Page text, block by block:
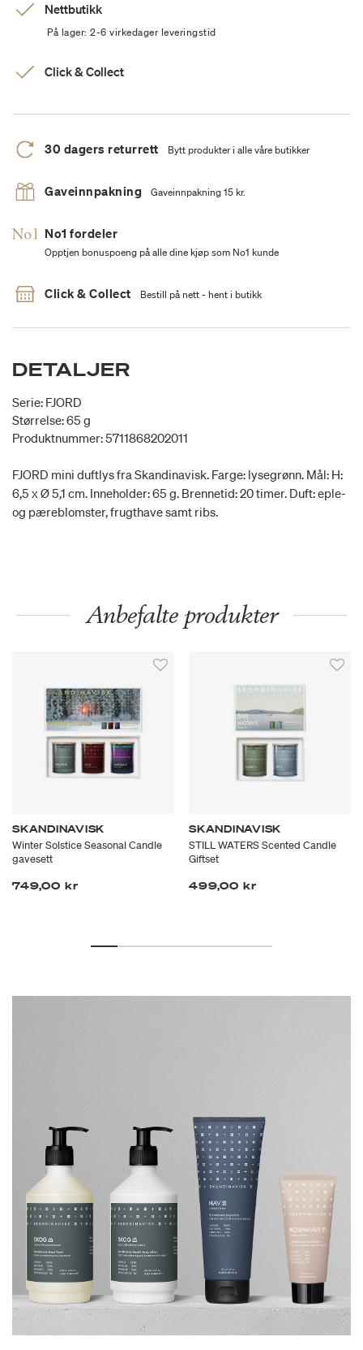
Nettbutikk
På lager: 2-6 virkedager leveringstid
Click & Collect
30 dagers returrett Bytt produkter i alle våre butikker
Gaveinnpakning Gaveinnpakning 15 kr.
No1 fordeler
Opptjen bonuspoeng på alle dine kjøp som No1 kunde
Click & Collect Bestill på nett - hent i butikk
DETALJER
Serie: FJORD
Størrelse: 65 g
Produktnummer: 5711868202011
FJORD mini duftlys fra Skandinavisk. Farge: lysegrønn. Mål: H:
6,5 x Ø 5,1 cm. Inneholder: 65 g. Brennetid: 20 timer. Duft: eple-
og pæreblomster, frugthave samt ribs.
Anbefalte produkter
SKANDINAVISK
Winter Solstice Seasonal Candle
gavesett
749,00 kr
SKANDINAVISK
STILL WATERS Scented Candle
Giftset
499,00 kr